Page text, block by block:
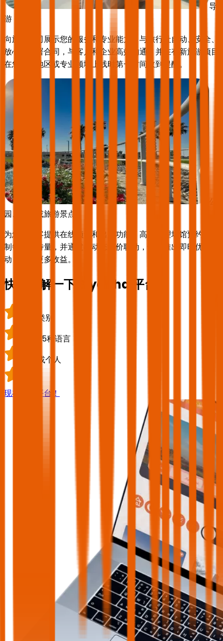
导
游
向旅游公司展示您的服务和专业能力，与旅行社自动、安全、
放心地签署合同，与客户和企业高效沟通，并在有新旅游项目
在您所在地区或专业领域上线时第一时间收到提醒。
园、神社或旅游景点
为您的访客提供在线预订和出票功能，高效管理场馆预约并控
制每日接待量，并通过与动态定价联动，快速推出即时优惠活
动，获取更多收益。
快速了解一下 Siyaaha 平台
行程类别
超过25种语言
团体或个人
现在就去平台！